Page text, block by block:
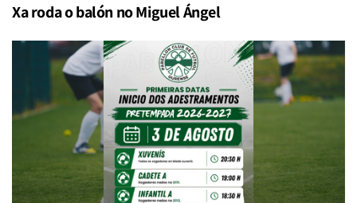
Xa roda o balón no Miguel Ángel